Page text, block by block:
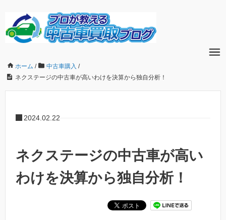
ホーム / 中古車購入 /
ネクステージの中古車が高いわけを決算から独自分析！
2024.02.22
ネクステージの中古車が高い
わけを決算から独自分析！